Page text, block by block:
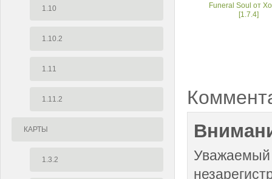
1.10
1.10.2
1.11
1.11.2
КАРТЫ
1.3.2
Funeral Soul от
[1.7.4]
Уважаемый